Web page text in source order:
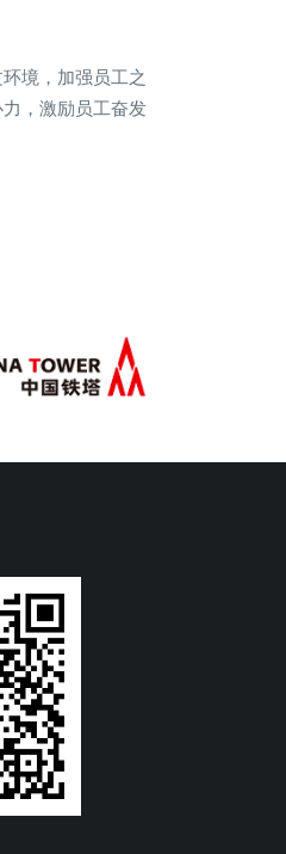
境，加强员工之
，激励员工奋发